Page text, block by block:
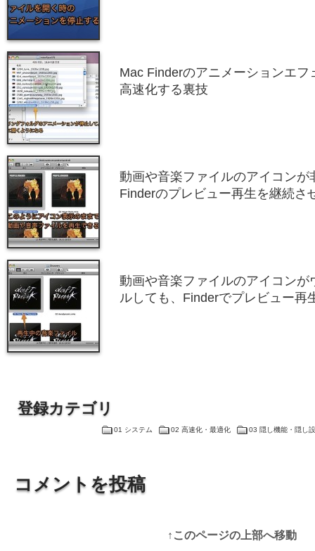
Mac Finderのアニメーションエ
高速化する裏技
動画や音楽ファイルのアイコンが
Finderのプレビュー再生を継続さ
動画や音楽ファイルのアイコンが
ルしても、Finderでプレビュー再
登録カテゴリ
01 システム 02 高速化・最適化 03 隠し機能・隠し
コメントを投稿
↑このページの上部へ移動